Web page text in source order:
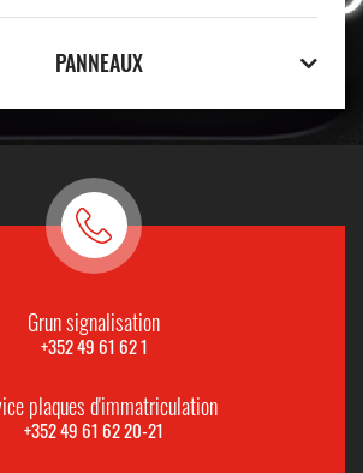
PANNEAUX
Grun signalisation
+352 49 61 62 1
plaques d'immatriculation
+352 49 61 62 20-21